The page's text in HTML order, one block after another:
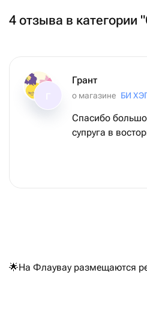
4 отзыва в категории
Грант
о магазине БИ
Спасибо
супруга в